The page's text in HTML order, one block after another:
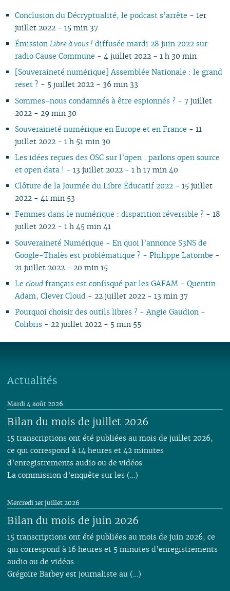
04
03
02
01
08
07
06
05
02
01
08
07
06
05
01
08
06
05
03
02
01
09
07
06
04
02
09
07
06
03
02
09
07
06
02
09
07
06
02
09
07
06
04
02
10
09
08
07
05
03
02
10
09
08
07
03
02
09
08
04
02
09
08
07
03
10
08
07
03
10
08
07
03
01
10
01
Conclusion du Décryptualité, le podcast s’arrête - 1er
juillet 2022 - 15 min 37
Émission Libre à vous ! diffusée mardi 28 juin 2022 sur
radio Cause Commune - 4 juillet 2022 - 1 h 30 min
[Souveraineté numérique] Assemblée Nationale : le grand
reset ? - 5 juillet 2022 - 36 min 33
Sommes-nous condamnés à être espionnés ? - 7 juillet
2022 - 29 min 30
Souveraineté numérique en Europe et en France - 11
juillet 2022 - 1 h 51 min 30
Les idées reçues des OSC sur l’open : parlons open source
et open data ! - 13 juillet 2022 - 1 h 17 min 40
Clôture de la Journée du Libre Éducatif 2022 - 15 juillet
2022 - 41 min 53
Femmes dans le numérique : disparition réversible ? - 18
juillet 2022 - 1 h 45 min 41
Souveraineté Numérique - En quoi l’annonce S3NS de
Google-Thalès est problématique ? - Philippe Latombe -
21 juillet 2022 - 20 min 15
Le cloudfrançais est confisqué par les GAFAM - Quentin
Adam, Clever Cloud - 22 juillet 2022 - 13 min 37
Pourquoi choisir des outils libres ? - Angie Gaudion -
Colibris - 22 juillet 2022 - 5 min 55
Actualités
Bilan du mois de juillet 2026
Mardi 4 août 2026
15 transcriptions ont été publiées au mois de juillet 2026,
ce qui correspond à 14 heures et 42 minutes
d’enregistrements audio ou de vidéos.
La commission d’enquête sur les (…)
Bilan du mois de juin 2026
Mercredi 1er juillet 2026
15 transcriptions ont été publiées au mois de juin 2026, ce
qui correspond à 16 heures et 5 minutes d’enregistrements
audio ou de vidéos.
Grégoire Barbey est journaliste au (…)